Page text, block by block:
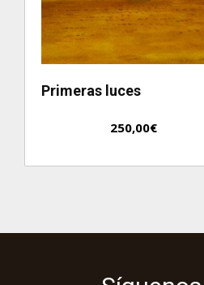
Primeras luces
250,00€